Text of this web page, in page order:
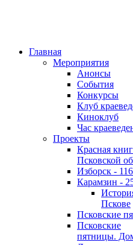
Главная
Мероприятия
Анонсы
События
Конкурсы
Клуб
Киноклуб
Час
Проекты
Красная
Псковской
Изборск -
Карамзин -
Пскове
Псковские
Псковские
пятницы.